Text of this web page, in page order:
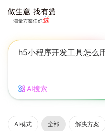
AI搜索
AI模式 全部 解决方案